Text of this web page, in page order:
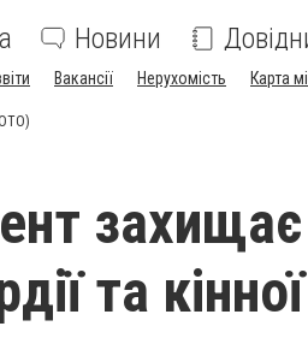
Новини
Вакансії Нерухомість Карта
та